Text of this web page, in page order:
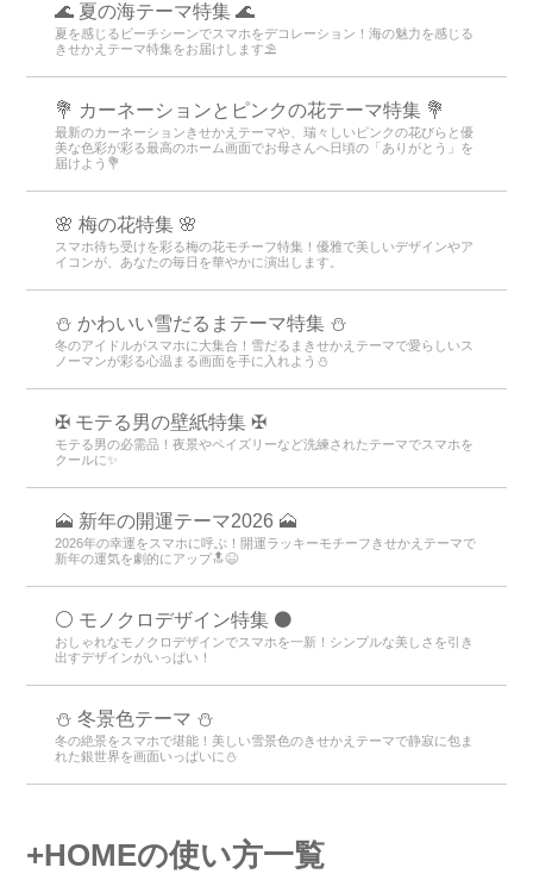
🌊 夏の海テーマ特集 🌊
夏を感じるビーチシーンでスマホをデコレーション！海の魅力を感じる
きせかえテーマ特集をお届けします⛱️
💐 カーネーションとピンクの花テーマ特集 💐
最新のカーネーションきせかえテーマや、瑞々しいピンクの花びらと優
美な色彩が彩る最高のホーム画面でお母さんへ日頃の「ありがとう」を
届けよう💐
🌸 梅の花特集 🌸
スマホ待ち受けを彩る梅の花モチーフ特集！優雅で美しいデザインやア
イコンが、あなたの毎日を華やかに演出します。
⛄️ かわいい雪だるまテーマ特集️ ⛄️
冬のアイドルがスマホに大集合！雪だるまきせかえテーマで愛らしいス
ノーマンが彩る心温まる画面を手に入れよう️⛄️
✠ モテる男の壁紙特集 ✠
モテる男の必需品！夜景やペイズリーなど洗練されたテーマでスマホを
クールに✨
🗻 新年の開運テーマ2026 🗻
2026年の幸運をスマホに呼ぶ！開運ラッキーモチーフきせかえテーマで
新年の運気を劇的にアップ🔝😆
⚪️ モノクロデザイン特集 ⚫️
おしゃれなモノクロデザインでスマホを一新！シンプルな美しさを引き
出すデザインがいっぱい！
⛄️ 冬景色テーマ ⛄️
冬の絶景をスマホで堪能！美しい雪景色のきせかえテーマで静寂に包ま
れた銀世界を画面いっぱいに⛄️
+HOMEの使い方一覧